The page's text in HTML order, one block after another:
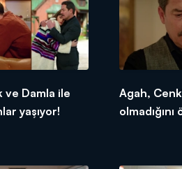
ve Damla ile
yaşıyor!
Agah,